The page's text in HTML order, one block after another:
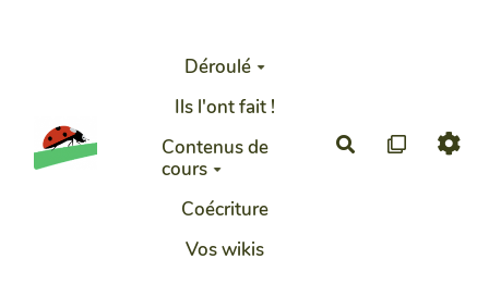
Déroulé
Ils l'ont fait !
Contenus de
cours
Coécriture
Vos wikis
Rechercher